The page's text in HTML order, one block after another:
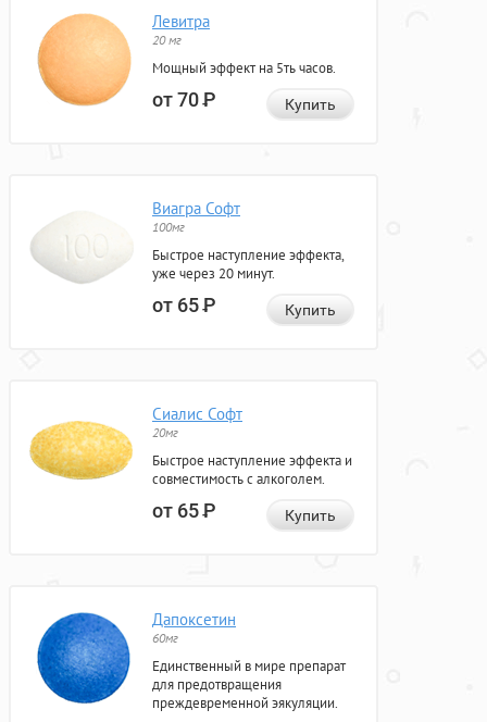
Левитра
20 мг
Мощный эффект на 5ть часов.
от 70Р Купить
Виагра Софт
100мг
Быстрое наступление эффекта,
уже через 20 минут.
от 65Р Купить
Сиалис Софт
20мг
Быстрое наступление эффекта и
совместимость с алкоголем.
от 65Р Купить
Дапоксетин
60мг
Единственный в мире препарат
для предотвращения
преждевременной эякуляции.